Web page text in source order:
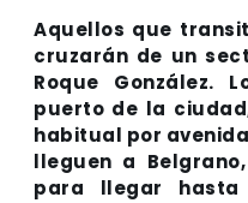
Aquellos que
cruzarán de un
Roque González.
puerto de la
habitual por
lleguen a
para llegar hasta